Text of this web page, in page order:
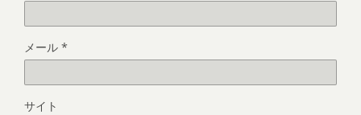
メール *
サイト